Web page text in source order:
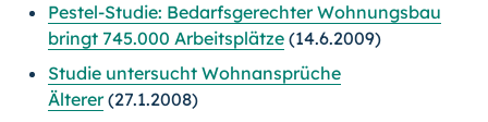
Pestel-Studie: Bedarfsgerechter Wohnungsbau
bringt 745.000 Arbeitsplätze (14.6.2009)
Studie untersucht Wohnansprüche
Älterer(27.1.2008)